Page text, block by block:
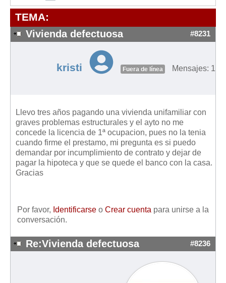
Requerimientos y comunicaciones
Formularios sobre Propiedad Horizontal
Modelos de Acta de Junta de Propietarios
Legislación sobre Arrendamientos Urbanos
Legislación sobre la Comunidad de Propietarios
Legislación sobre Adquisición de Vivienda en Propiedad
Legislación de interés práctico
Diccionario
Entrar / Salir
TEMA:
Vivienda defectuosa #8231
kristi Fuera de línea Mensajes: 1
Llevo tres años pagando una vivienda unifamiliar con
graves problemas estructurales y el ayto no me
concede la licencia de 1ª ocupacion, pues no la tenia
cuando firme el prestamo, mi pregunta es si puedo
demandar por incumplimiento de contrato y dejar de
pagar la hipoteca y que se quede el banco con la casa.
Gracias
Por favor, Identificarse o Crear cuenta para unirse a la
conversación.
Re:Vivienda defectuosa #8236